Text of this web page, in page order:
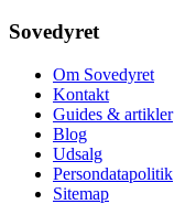
Sovedyret
Om Sovedyret
Kontakt
Guides & artikler
Blog
Udsalg
Persondatapolitik
Sitemap